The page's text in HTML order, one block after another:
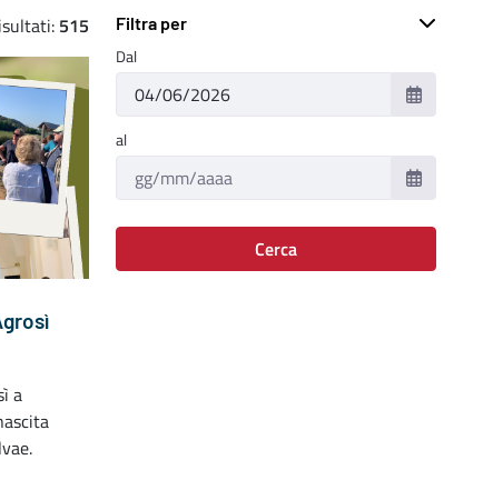
515
a
Filtra per
Dal
al
Cerca